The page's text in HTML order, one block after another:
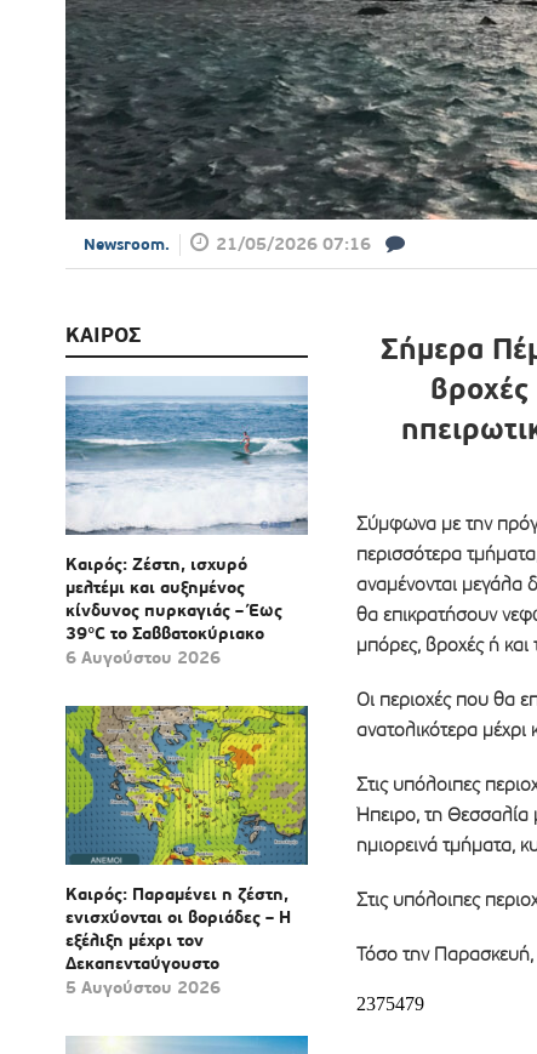
Newsroom. 21/05/2026 07:16
ΚΑΙΡΟΣ
Καιρός: Ζέστη, ισχυρό
μελτέμι και αυξημένος
κίνδυνος πυρκαγιάς – Έως
39°C το Σαββατοκύριακο
6 Αυγούστου 2026
Καιρός: Παραμένει η ζέστη,
ενισχύονται οι βοριάδες – Η
εξέλιξη μέχρι τον
Δεκαπενταύγουστο
5 Αυγούστου 2026
Σήμερα
βροχές
Σύμφωνα με την
περισσότερα
αναμένονται μεγάλα
θα επικρατήσουν
μπόρες, βροχές ή και
Οι περιοχές που θα
ανατολικότερα μέχρι
Στις υπόλοιπες
Ήπειρο, τη Θεσσαλία
ημιορεινά τμήματα,
Στις υπόλοιπες
Τόσο την Παρασκευή,